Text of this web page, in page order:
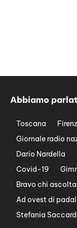
Abbiamo
Toscana
Giornale radio
Dario Nardella
Covid-19
Bravo chi ascolta
Ad ovest di
Stefania